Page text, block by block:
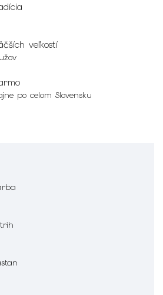
veľkostí
po celom Slovensku